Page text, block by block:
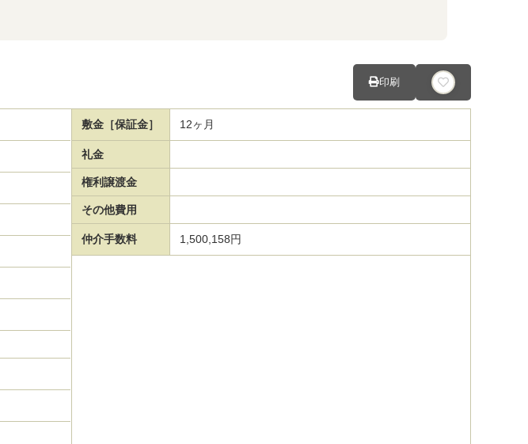
印刷
敷金［保証金］ 12ヶ月
礼金
権利譲渡金
その他費用
仲介手数料 1,500,158円